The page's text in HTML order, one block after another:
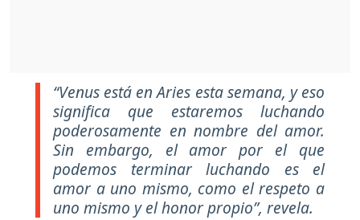
“Venus está en Aries esta semana, y eso
significa que estaremos luchando
poderosamente en nombre del amor.
Sin embargo, el amor por el que
podemos terminar luchando es el
amor a uno mismo, como el respeto a
uno mismo y el honor propio”, revela.